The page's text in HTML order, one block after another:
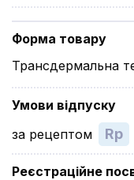
Форма товару
Трансдермальна
Умови відпуску
за рецептом
Rp
Реєстраційне